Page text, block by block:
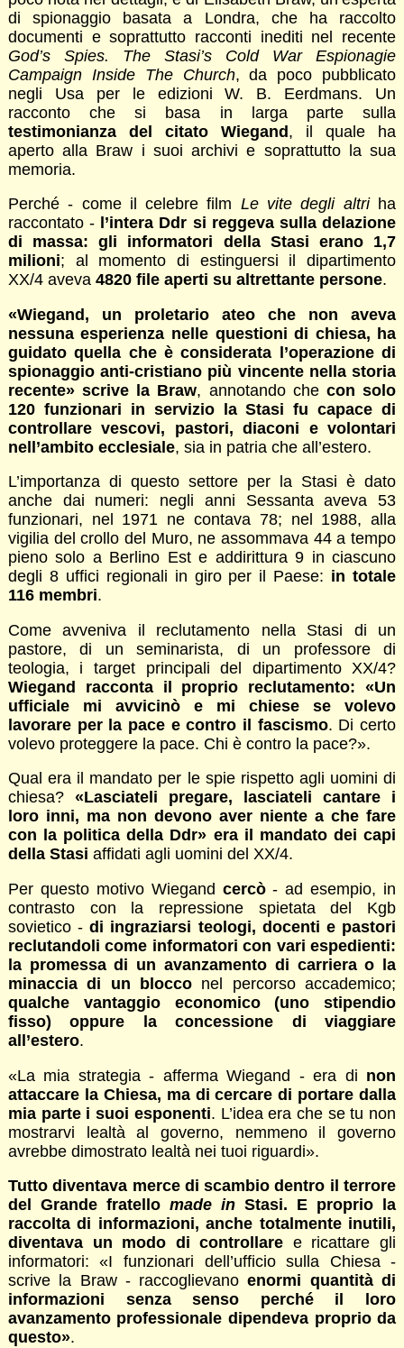
di spionaggio basata a Londra, che ha raccolto
documenti e soprattutto racconti inediti nel recente
God’s Spies. The Stasi’s Cold War Espionagie
Campaign Inside The Church, da poco pubblicato
negli Usa per le edizioni W. B. Eerdmans. Un
racconto che si basa in larga parte sulla
testimonianza del citato Wiegand, il quale ha
aperto alla Braw i suoi archivi e soprattutto la sua
memoria.
Perché - come il celebre film Le vite degli altriha
raccontato - l’intera Ddr si reggeva sulla delazione
di massa: gli informatori della Stasi erano 1,7
milioni; al momento di estinguersi il dipartimento
XX/4 aveva 4820 file aperti su altrettante persone.
«Wiegand, un proletario ateo che non aveva
nessuna esperienza nelle questioni di chiesa, ha
guidato quella che è considerata l’operazione di
spionaggio anti-cristiano più vincente nella storia
recente» scrive la Braw, annotando che con solo
120 funzionari in servizio la Stasi fu capace di
controllare vescovi, pastori, diaconi e volontari
nell’ambito ecclesiale, sia in patria che all’estero.
L’importanza di questo settore per la Stasi è dato
anche dai numeri: negli anni Sessanta aveva 53
funzionari, nel 1971 ne contava 78; nel 1988, alla
vigilia del crollo del Muro, ne assommava 44 a tempo
pieno solo a Berlino Est e addirittura 9 in ciascuno
degli 8 uffici regionali in giro per il Paese: in totale
116 membri.
Come avveniva il reclutamento nella Stasi di un
pastore, di un seminarista, di un professore di
teologia, i target principali del dipartimento XX/4?
Wiegand racconta il proprio reclutamento: «Un
ufficiale mi avvicinò e mi chiese se volevo
lavorare per la pace e contro il fascismo. Di certo
volevo proteggere la pace. Chi è contro la pace?».
Qual era il mandato per le spie rispetto agli uomini di
chiesa? «Lasciateli pregare, lasciateli cantare i
loro inni, ma non devono aver niente a che fare
con la politica della Ddr» era il mandato dei capi
della Stasi affidati agli uomini del XX/4.
Per questo motivo Wiegand cercò- ad esempio, in
contrasto con la repressione spietata del Kgb
sovietico -di ingraziarsi teologi, docenti e pastori
reclutandoli come informatori con vari espedienti:
la promessa di un avanzamento di carriera o la
minaccia di un blocco nel percorso accademico;
qualche vantaggio economico (uno stipendio
fisso) oppure la concessione di viaggiare
all’estero.
«La mia strategia - afferma Wiegand - era di non
attaccare la Chiesa, ma di cercare di portare dalla
mia parte i suoi esponenti. L’idea era che se tu non
mostrarvi lealtà al governo, nemmeno il governo
avrebbe dimostrato lealtà nei tuoi riguardi».
Tutto diventava merce di scambio dentro il terrore
del Grande fratello made in Stasi. E proprio la
raccolta di informazioni, anche totalmente inutili,
diventava un modo di controllare e ricattare gli
informatori: «I funzionari dell’ufficio sulla Chiesa -
scrive la Braw - raccoglievanoenormi quantità di
informazioni senza senso perché il loro
avanzamento professionale dipendeva proprio da
questo».